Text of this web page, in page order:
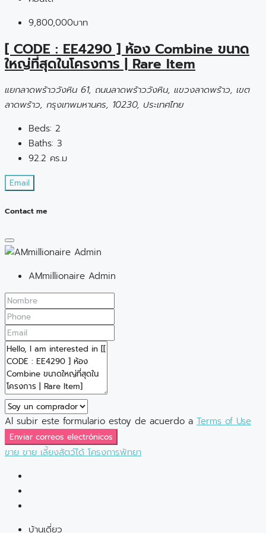
9,800,000บาท
[ CODE : EE4290 ] ห้อง Combine ขนาด
ใหญ่ที่สุดในโครงการ | Rare Item
แยกลาดพร้าววังหิน 61, ถนนลาดพร้าววังหิน, แขวงลาดพร้าว, เขต
ลาดพร้าว, กรุงเทพมหานคร, 10230, ประเทศไทย
Beds: 2
Baths: 3
92.2 คร.ม
Email
Contact me
AMmillionaire Admin
Al subir este formulario estoy de acuerdo a Terms of Use
Enviar correos electrónicos
ขาย ขาย เลี้ยงสัตว์ได้ โครงการพัทยา
บ้านเดี่ยว